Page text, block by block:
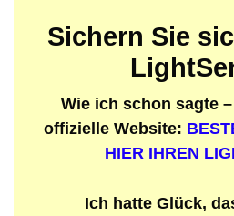
Sichern Sie
Wie ich schon sagte
offizielle Website:
HIER IHREN
Ich hatte Glück,